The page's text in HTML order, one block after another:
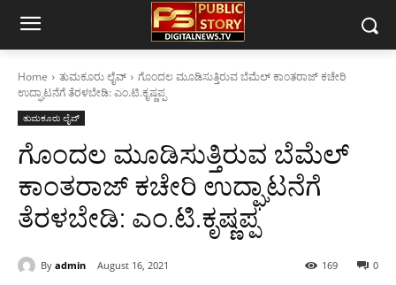
Home ತುಮಕೂರು ಲೈವ್
ಗೊಂದಲ ಮೂಡಿಸುತ್ತಿರುವ ಬೆಮೆಲ್ ಕಾಂತರಾಜ್ ಕಚೇರಿ
ಉದ್ಘಾಟನೆಗೆ ತೆರಳಬೇಡಿ: ಎಂ.ಟಿ.ಕೃಷ್ಣಪ್ಪ
ತುಮಕೂರು ಲೈವ್
ಗೊಂದಲ ಮೂಡಿಸುತ್ತಿರುವ ಬೆಮೆಲ್
ಕಾಂತರಾಜ್ ಕಚೇರಿ ಉದ್ಘಾಟನೆಗೆ
ತೆರಳಬೇಡಿ: ಎಂ.ಟಿ.ಕೃಷ್ಣಪ್ಪ
By admin August 16, 2021 0
169